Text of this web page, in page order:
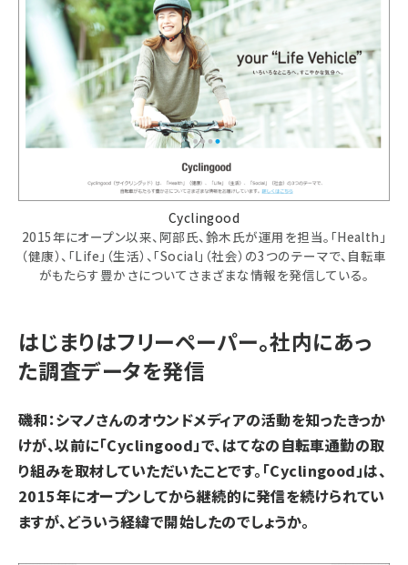
Cyclingood
2015年にオープン以来、阿部氏、鈴木氏が運用を担当。「Health」
（健康）、「Life」（生活）、「Social」（社会）の3つのテーマで、自転車
がもたらす豊かさについてさまざまな情報を発信している。
はじまりはフリーペーパー。社内にあっ
た調査データを発信
磯和：シマノさんのオウンドメディアの活動を知ったきっか
けが、以前に「Cyclingood」で、はてなの自転車通勤の取
り組みを取材していただいたことです。「Cyclingood」は、
2015年にオープンしてから継続的に発信を続けられてい
ますが、どういう経緯で開始したのでしょうか。